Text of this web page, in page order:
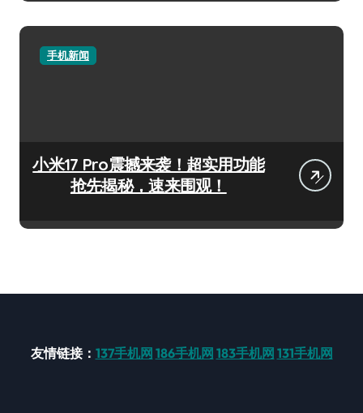
手机新闻
小米17 Pro震撼来袭！超实用功能
抢先揭秘，速来围观！
友情链接： 137手机网 186手机网 183手机网 131手机网